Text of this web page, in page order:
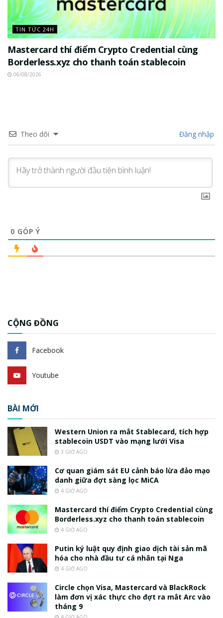
TIN TỨC 24H
Mastercard thí điểm Crypto Credential cùng
Borderless.xyz cho thanh toán stablecoin
06/08/2026
Theo dõi Đăng nhập
0 GÓP Ý
CỘNG ĐỒNG
Facebook
Youtube
BÀI MỚI
Western Union ra mắt Stablecard, tích hợp
stablecoin USDT vào mạng lưới Visa
3 GIỜ AGO
Cơ quan giám sát EU cảnh báo lừa đảo mạo
danh giữa đợt sàng lọc MiCA
4 GIỜ AGO
Mastercard thí điểm Crypto Credential cùng
Borderless.xyz cho thanh toán stablecoin
4 GIỜ AGO
Putin ký luật quy định giao dịch tài sản mã
hóa cho nhà đầu tư cá nhân tại Nga
4 GIỜ AGO
Circle chọn Visa, Mastercard và BlackRock
làm đơn vị xác thực cho đợt ra mắt Arc vào
tháng 9